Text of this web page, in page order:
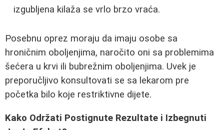
izgubljena kilaža se vrlo brzo vraća.
Posebnu oprez moraju da imaju osobe sa
hroničnim oboljenjima, naročito oni sa problemima
šećera u krvi ili bubrežnim oboljenjima. Uvek je
preporučljivo konsultovati se sa lekarom pre
početka bilo koje restriktivne dijete.
Kako Održati Postignute Rezultate i Izbegnuti